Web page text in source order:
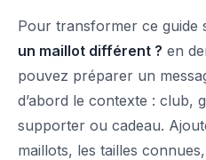
Pour transformer ce guide
un maillot différent ? en
pouvez préparer un
d’abord le contexte : club,
supporter ou cadeau.
maillots, les tailles